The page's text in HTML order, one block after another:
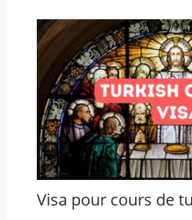
Visa pour cours de